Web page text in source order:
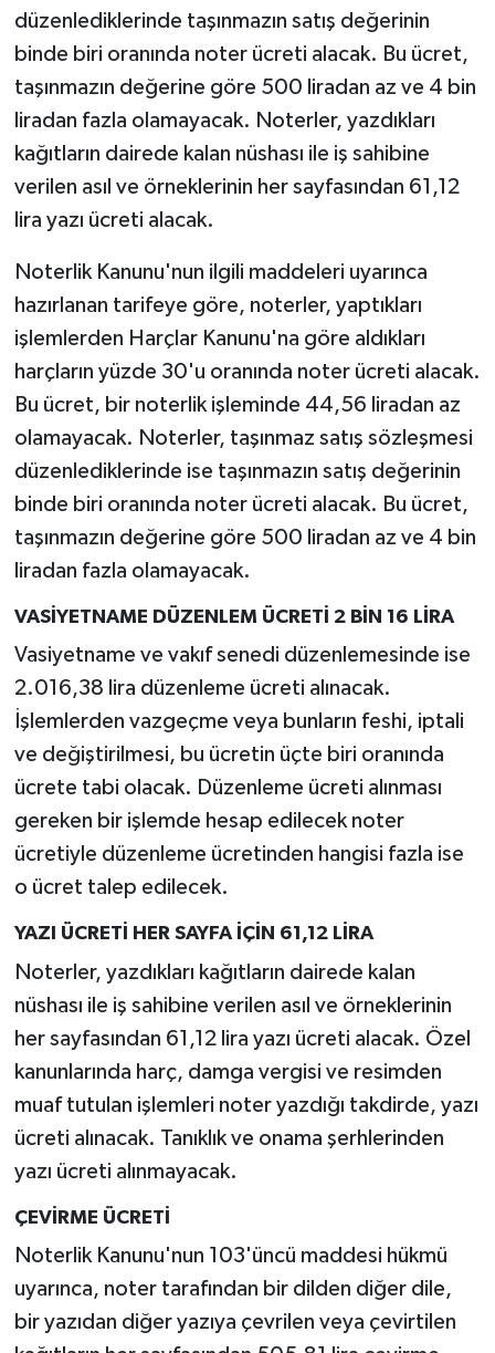
düzenlediklerinde taşınmazın satış değerinin
binde biri oranında noter ücreti alacak. Bu ücret,
taşınmazın değerine göre 500 liradan az ve 4 bin
liradan fazla olamayacak. Noterler, yazdıkları
kağıtların dairede kalan nüshası ile iş sahibine
verilen asıl ve örneklerinin her sayfasından 61,12
lira yazı ücreti alacak.
Noterlik Kanunu'nun ilgili maddeleri uyarınca
hazırlanan tarifeye göre, noterler, yaptıkları
işlemlerden Harçlar Kanunu'na göre aldıkları
harçların yüzde 30'u oranında noter ücreti alacak.
Bu ücret, bir noterlik işleminde 44,56 liradan az
olamayacak. Noterler, taşınmaz satış sözleşmesi
düzenlediklerinde ise taşınmazın satış değerinin
binde biri oranında noter ücreti alacak. Bu ücret,
taşınmazın değerine göre 500 liradan az ve 4 bin
liradan fazla olamayacak.
VASİYETNAME DÜZENLEM ÜCRETİ 2 BİN 16 LİRA
Vasiyetname ve vakıf senedi düzenlemesinde ise
2.016,38 lira düzenleme ücreti alınacak.
İşlemlerden vazgeçme veya bunların feshi, iptali
ve değiştirilmesi, bu ücretin üçte biri oranında
ücrete tabi olacak. Düzenleme ücreti alınması
gereken bir işlemde hesap edilecek noter
ücretiyle düzenleme ücretinden hangisi fazla ise
o ücret talep edilecek.
YAZI ÜCRETİ HER SAYFA İÇİN 61,12 LİRA
Noterler, yazdıkları kağıtların dairede kalan
nüshası ile iş sahibine verilen asıl ve örneklerinin
her sayfasından 61,12 lira yazı ücreti alacak. Özel
kanunlarında harç, damga vergisi ve resimden
muaf tutulan işlemleri noter yazdığı takdirde, yazı
ücreti alınacak. Tanıklık ve onama şerhlerinden
yazı ücreti alınmayacak.
ÇEVİRME ÜCRETİ
Noterlik Kanunu'nun 103'üncü maddesi hükmü
uyarınca, noter tarafından bir dilden diğer dile,
bir yazıdan diğer yazıya çevrilen veya çevirtilen